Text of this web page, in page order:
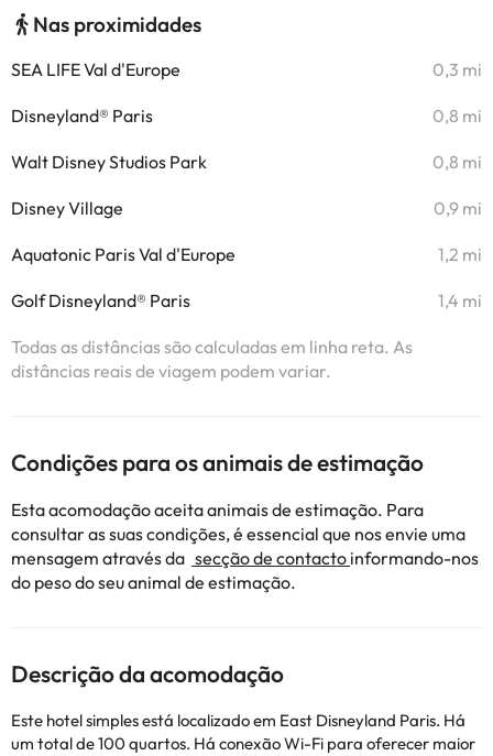
Nas proximidades
SEA LIFE Val d'Europe 0,3 mi
Disneyland® Paris 0,8 mi
Walt Disney Studios Park 0,8 mi
Disney Village 0,9 mi
Aquatonic Paris Val d'Europe 1,2 mi
Golf Disneyland® Paris 1,4 mi
Todas as distâncias são calculadas em linha reta. As
distâncias reais de viagem podem variar.
Condições para os animais de estimação
Esta acomodação aceita animais de estimação. Para
consultar as suas condições, é essencial que nos envie uma
mensagem através da secção de contacto informando-nos
do peso do seu animal de estimação.
Descrição da acomodação
Este hotel simples está localizado em East Disneyland Paris. Há
um total de 100 quartos. Há conexão Wi-Fi para oferecer maior